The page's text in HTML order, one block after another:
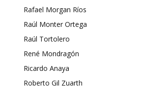
Rafael Morgan Ríos
Raúl Monter Ortega
Raúl Tortolero
René Mondragón
Ricardo Anaya
Roberto Gil Zuarth